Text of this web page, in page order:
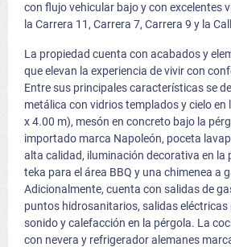
con flujo vehicular bajo y con excelentes
la Carrera 11, Carrera 7, Carrera 9 y la
La propiedad cuenta con acabados y
que elevan la experiencia de vivir con
Entre sus principales características se
metálica con vidrios templados y cielo en
x 4.00 m), mesón en concreto bajo la
importado marca Napoleón, poceta
alta calidad, iluminación decorativa en la
teka para el área BBQ y una chimenea a
Adicionalmente, cuenta con salidas de
puntos hidrosanitarios, salidas eléctricas
sonido y calefacción en la pérgola. La
con nevera y refrigerador alemanes